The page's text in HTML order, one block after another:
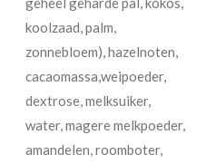
koolzaad, palm,
zonnebloem), hazelnoten,
cacaomassa,weipoeder,
dextrose, melksuiker,
water, magere melkpoeder,
amandelen, roomboter,